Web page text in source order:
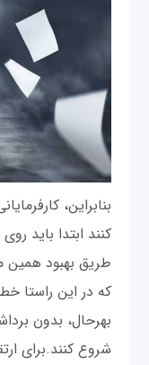
بنابراین،
کنند ابتدا باید
طریق بهبود همین
که در این راستا
بهرحال، بدون
شروع کنند.برای